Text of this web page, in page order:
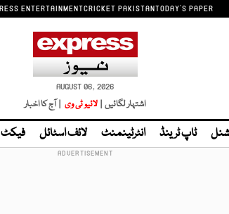
ENTERTAINMENTCRICKET PAKISTANTODAY'S PAPER
AUGUST 06, 2026
اشتہار لگائیں | لائیو ٹی وی | آج کا اخبار
ٹاپ ٹرینڈ انٹرٹینمنٹ لائف اسٹائل